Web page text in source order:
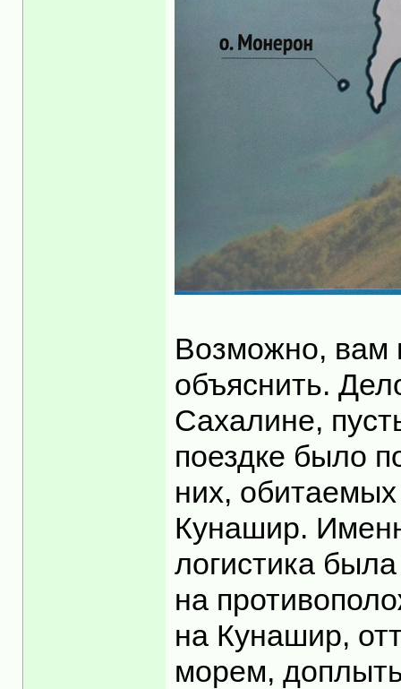
Возможно, вам
объяснить.
Сахалине,
поездке было
них,
Кунашир.
логистика
на
на Кунашир,
морем,